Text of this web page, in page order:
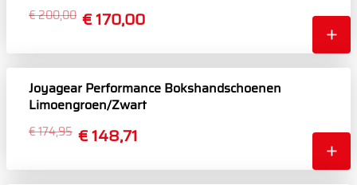
€ 170,00
€ 200,00
Joyagear Performance Bokshandschoenen
Limoengroen/Zwart
€ 148,71
€ 174,95